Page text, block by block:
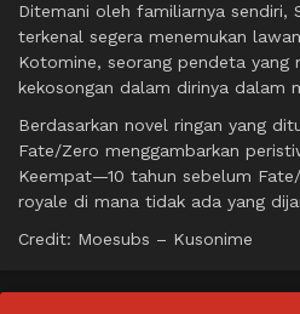
Ditemani oleh familiarnya sendiri,
terkenal segera menemukan
Kotomine, seorang pendeta yang
kekosongan dalam dirinya dalam
Berdasarkan novel ringan yang
Fate/Zero menggambarkan
Keempat—10 tahun sebelum
royale di mana tidak ada yang
Credit: Moesubs – Kusonime